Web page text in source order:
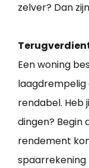
zelver? Dan
Een woning
laagdrempelig
rendabel. Heb
dingen? Begin
rendement